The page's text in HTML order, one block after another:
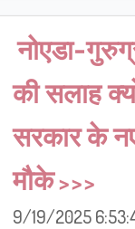
नोएडा-
की सलाह
सरकार के
मौके
9/19/2025